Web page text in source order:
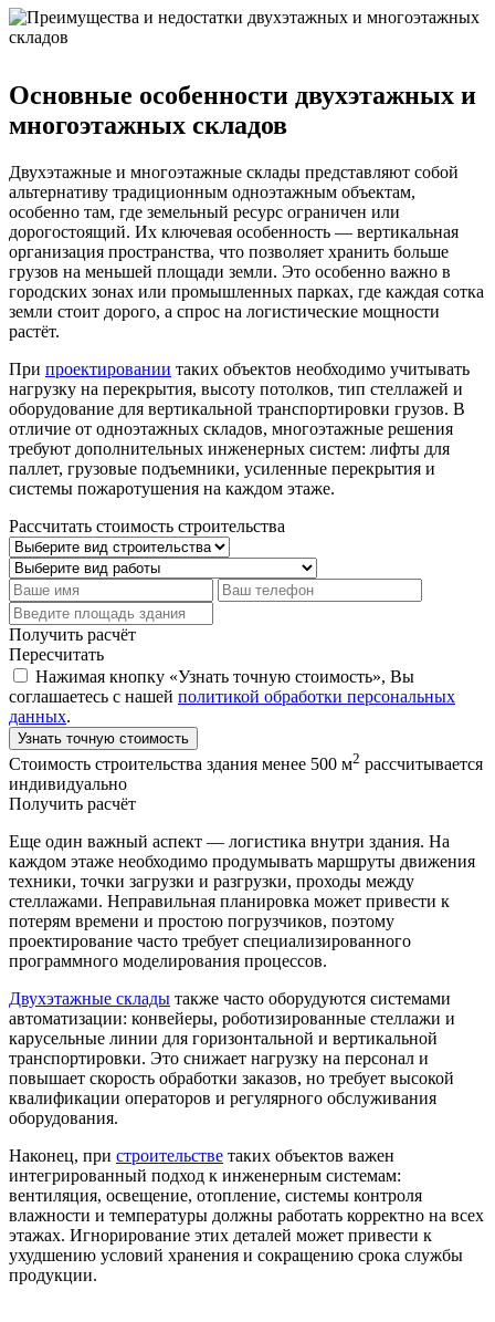
Основные особенности двухэтажных и
многоэтажных складов
Двухэтажные и многоэтажные склады представляют собой
альтернативу традиционным одноэтажным объектам,
особенно там, где земельный ресурс ограничен или
дорогостоящий. Их ключевая особенность — вертикальная
организация пространства, что позволяет хранить больше
грузов на меньшей площади земли. Это особенно важно в
городских зонах или промышленных парках, где каждая сотка
земли стоит дорого, а спрос на логистические мощности
растёт.
При проектировании таких объектов необходимо учитывать
нагрузку на перекрытия, высоту потолков, тип стеллажей и
оборудование для вертикальной транспортировки грузов. В
отличие от одноэтажных складов, многоэтажные решения
требуют дополнительных инженерных систем: лифты для
паллет, грузовые подъемники, усиленные перекрытия и
системы пожаротушения на каждом этаже.
Рассчитать стоимость строительства
Получить расчёт
Пересчитать
Нажимая кнопку «Узнать точную стоимость», Вы
соглашаетесь с нашей политикой обработки персональных
данных.
Узнать точную стоимость
Стоимость строительства здания менее 500 м2 рассчитывается
индивидуально
Получить расчёт
Еще один важный аспект — логистика внутри здания. На
каждом этаже необходимо продумывать маршруты движения
техники, точки загрузки и разгрузки, проходы между
стеллажами. Неправильная планировка может привести к
потерям времени и простою погрузчиков, поэтому
проектирование часто требует специализированного
программного моделирования процессов.
Двухэтажные склады также часто оборудуются системами
автоматизации: конвейеры, роботизированные стеллажи и
карусельные линии для горизонтальной и вертикальной
транспортировки. Это снижает нагрузку на персонал и
повышает скорость обработки заказов, но требует высокой
квалификации операторов и регулярного обслуживания
оборудования.
Наконец, при строительстве таких объектов важен
интегрированный подход к инженерным системам:
вентиляция, освещение, отопление, системы контроля
влажности и температуры должны работать корректно на всех
этажах. Игнорирование этих деталей может привести к
ухудшению условий хранения и сокращению срока службы
продукции.